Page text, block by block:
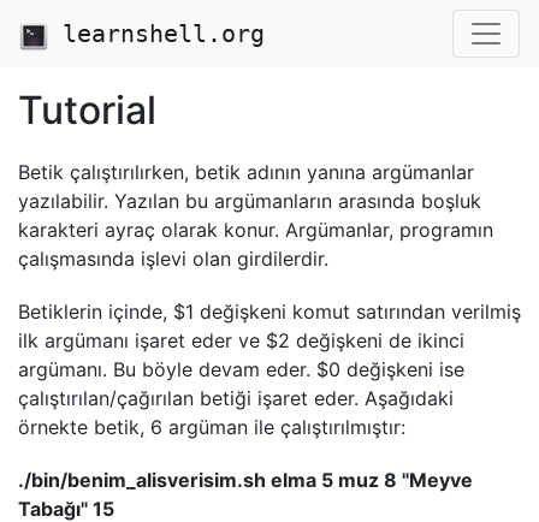
learnshell.org
Tutorial
Betik çalıştırılırken, betik adının yanına argümanlar
yazılabilir. Yazılan bu argümanların arasında boşluk
karakteri ayraç olarak konur. Argümanlar, programın
çalışmasında işlevi olan girdilerdir.
Betiklerin içinde, $1 değişkeni komut satırından verilmiş
ilk argümanı işaret eder ve $2 değişkeni de ikinci
argümanı. Bu böyle devam eder. $0 değişkeni ise
çalıştırılan/çağırılan betiği işaret eder. Aşağıdaki
örnekte betik, 6 argüman ile çalıştırılmıştır:
./bin/benim_alisverisim.sh elma 5 muz 8 "Meyve
Tabağı" 15